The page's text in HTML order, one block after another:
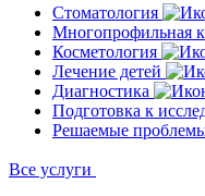
Стоматология
Многопрофильная
Косметология
Лечение детей
Диагностика
Подготовка к
Решаемые
Все услуги